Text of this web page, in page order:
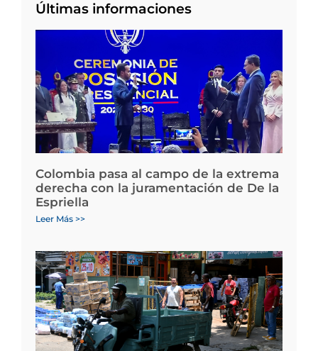
Últimas informaciones
Colombia pasa al campo de la extrema
derecha con la juramentación de De la
Espriella
Leer Más >>